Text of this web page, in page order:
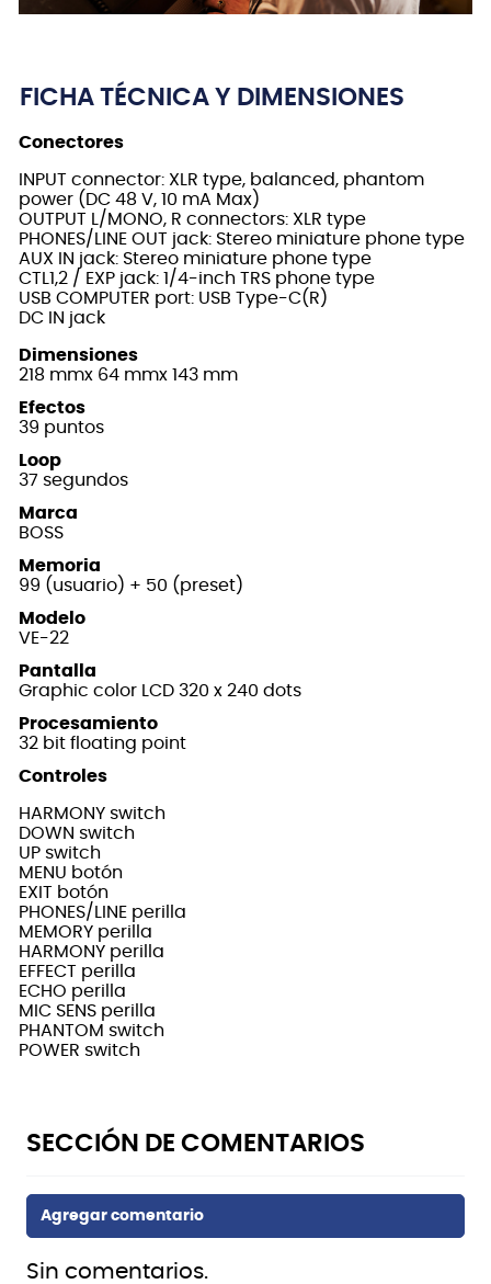
FICHA TÉCNICA Y DIMENSIONES
Conectores
INPUT connector: XLR type, balanced, phantom
power (DC 48 V, 10 mA Max)
OUTPUT L/MONO, R connectors: XLR type
PHONES/LINE OUT jack: Stereo miniature phone type
AUX IN jack: Stereo miniature phone type
CTL1,2 / EXP jack: 1/4-inch TRS phone type
USB COMPUTER port: USB Type-C(R)
DC IN jack
Dimensiones
218 mmx 64 mmx 143 mm
Efectos
39 puntos
Loop
37 segundos
Marca
BOSS
Memoria
99 (usuario) + 50 (preset)
Modelo
VE-22
Pantalla
Graphic color LCD 320 x 240 dots
Procesamiento
32 bit floating point
Controles
HARMONY switch
DOWN switch
UP switch
MENU botón
EXIT botón
PHONES/LINE perilla
MEMORY perilla
HARMONY perilla
EFFECT perilla
ECHO perilla
MIC SENS perilla
PHANTOM switch
POWER switch
Sin comentarios.